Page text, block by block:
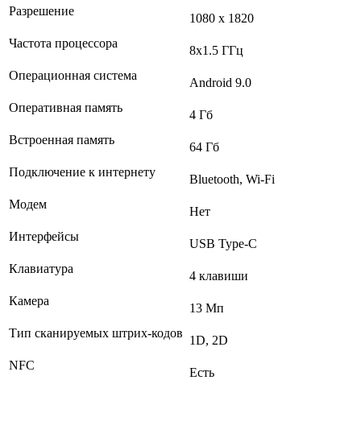
Разрешение
1080 x 1820
Частота процессора
8х1.5 ГГц
Операционная система
Android 9.0
Оперативная память
4 Гб
Встроенная память
64 Гб
Подключение к интернету
Bluetooth, Wi-Fi
Модем
Нет
Интерфейсы
USB Type-C
Клавиатура
4 клавиши
Камера
13 Мп
Тип сканируемых штрих-кодов
1D, 2D
NFC
Есть